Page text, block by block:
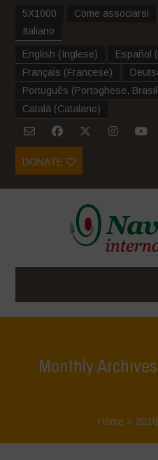
5X1000
Come associarsi
Italiano
English (Inglese) Español (
Français (Francese)
Português (Portoghese,
Català (Catalano)
DONATE
Monthly
Home > 2018